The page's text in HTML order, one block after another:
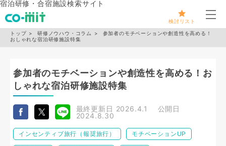
宿泊研修・合宿施設検索サイト
検討リスト
メ
トップ 研修ノウハウ・コラム
参加者のモチベーションや創造性を高める！
おしゃれな宿泊研修施設特集
参加者のモチベーションや創造性を高める！お
しゃれな宿泊研修施設特集
最終更新日 2026.4.1
公開日
2024.8.30
インセンティブ旅行（報奨旅行） モチベーションUP